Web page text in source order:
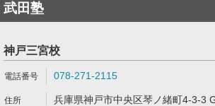
武田塾
神戸三宮校
078-271-2115
兵庫県神戸市中央区琴ノ緒町4-3-3